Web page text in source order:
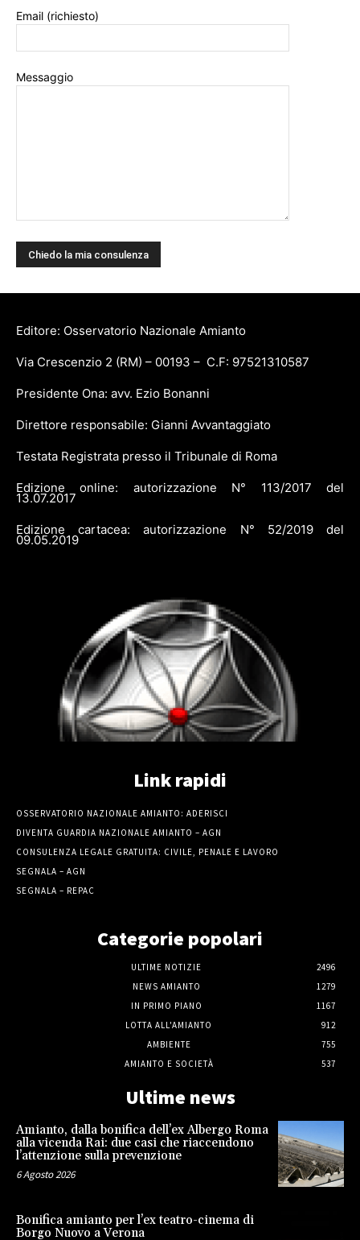
Email (richiesto)
Messaggio
Editore: Osservatorio Nazionale Amianto
Via Crescenzio 2 (RM) – 00193 – C.F: 97521310587
Presidente Ona: avv. Ezio Bonanni
Direttore responsabile: Gianni Avvantaggiato
Testata Registrata presso il Tribunale di Roma
Edizione online: autorizzazione N° 113/2017 del
13.07.2017
Edizione cartacea: autorizzazione N° 52/2019 del
09.05.2019
Link rapidi
OSSERVATORIO NAZIONALE AMIANTO: ADERISCI
DIVENTA GUARDIA NAZIONALE AMIANTO – AGN
CONSULENZA LEGALE GRATUITA: CIVILE, PENALE E LAVORO
SEGNALA – AGN
SEGNALA – REPAC
Categorie popolari
ULTIME NOTIZIE
2496
NEWS AMIANTO
1279
IN PRIMO PIANO
1167
LOTTA ALL'AMIANTO
912
AMBIENTE
755
AMIANTO E SOCIETÀ
537
Ultime news
Amianto, dalla bonifica dell’ex Albergo Roma
alla vicenda Rai: due casi che riaccendono
l’attenzione sulla prevenzione
6 Agosto 2026
Bonifica amianto per l’ex teatro-cinema di
Borgo Nuovo a Verona